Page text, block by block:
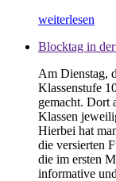
weiterlesen
Blocktag in
Am Dienstag,
Klassenstufe
gemacht. Dort
Klassen
Hierbei hat
die versierten
die im ersten
informative